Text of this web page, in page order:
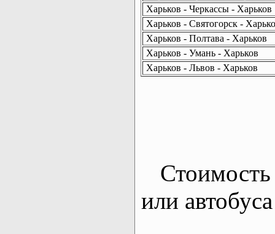
Харьков - Черкассы - Харьков
Харьков - Святогорск -
Харьков - Полтава - Харьков
Харьков - Умань - Харьков
Харьков - Львов - Харьков
Стоимость
или